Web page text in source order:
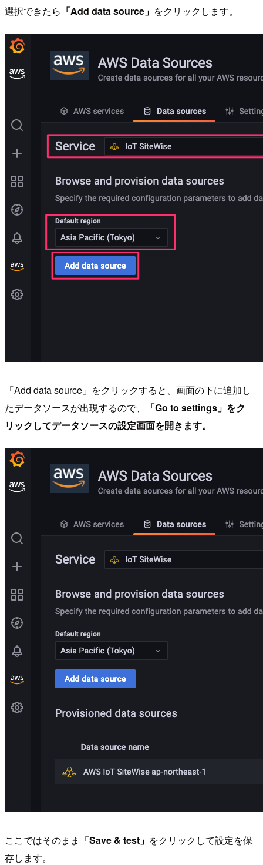
選択できたら 「Add data source」 をクリックします。
「Add data source」をクリックすると、画面の下に追加し
たデータソースが出現するので、
「Go to settings」をク
リックしてデータソースの設定画面を開きます。
ここではそのまま 「Save & test」 をクリックして設定を保
存します。